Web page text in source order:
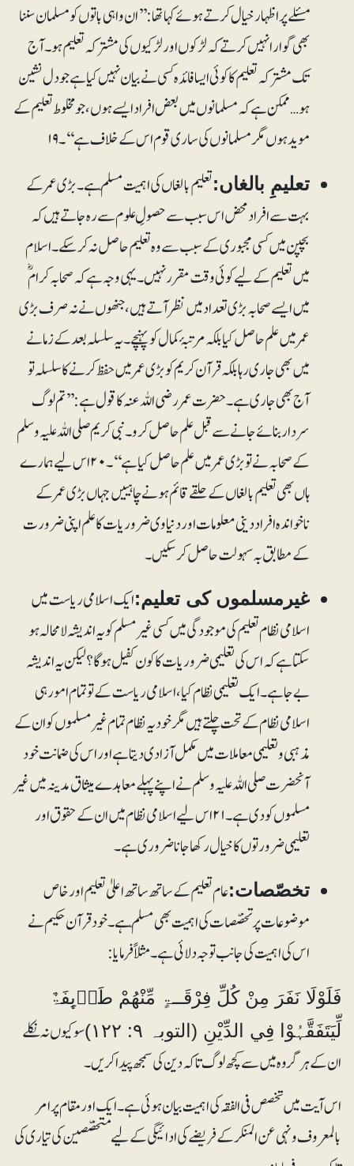
مسئلے پر اظہار خیال کرتے ہوئے کہا تھا: ’’ان واہی باتوں کو مسلمان سننا
بھی گوارا نہیں کرتے کہ لڑکوں اور لڑکیوں کی مشترکہ تعلیم ہو۔ آج
تک مشترکہ تعلیم کا کوئی ایسا فائدہ کسی نے بیان نہیں کیا ہے جو دل نشین
ہو… ممکن ہے کہ مسلمانوں میں بعض افراد ایسے ہوں، جو مخلوط تعلیم کے
موید ہوں مگر مسلمانوں کی ساری قوم اس کے خلاف ہے‘‘۔ ۱۹
تعلیمِ بالغاں:تعلیم بالغاں کی اہمیت مسلّم ہے۔ بڑی عمر کے
بہت سے افراد محض اس سبب سے حصولِ علوم سے رہ جاتے ہیں کہ
بچپن میں کسی مجبوری کے سبب سے وہ تعلیم حاصل نہ کرسکے۔ اسلام
میں تعلیم کے لیے کوئی وقت مقرر نہیں۔ یہی وجہ ہے کہ صحابہ کرامؓ
میں ایسے صحابہ بڑی تعداد میں نظر آتے ہیں، جنھوں نے نہ صرف بڑی
عمر میں علم حاصل کیا بلکہ مرتبۂ کمال کو پہنچے۔ یہ سلسلہ بعد کے زمانے
میں بھی جاری رہا بلکہ قرآن کریم کو بڑی عمر میں حفظ کرنے کا سلسلہ تو
آج بھی جاری ہے۔ حضرت عمر رضی اللہ عنہ کا قول ہے: ’’تم لوگ
سردار بنائے جانے سے قبل علم حاصل کرو۔ نبی کریم صلی اللہ علیہ وسلم
کے صحابہ نے تو بڑی عمر میں علم حاصل کیا ہے‘‘۔۲۰ اس لیے ہمارے
ہاں بھی تعلیم بالغاں کے حلقے قائم ہونے چاہییں جہاں بڑی عمر کے
ناخواندہ افراد دینی معلومات اور دنیاوی ضروریات کا علم اپنی ضرورت
کے مطابق بہ سہولت حاصل کر سکیں۔
غیرمسلموں کی تعلیم:ایک اسلامی ریاست میں
اسلامی نظام تعلیم کی موجودگی میں کسی غیر مسلم کو یہ اندیشہ لامحالہ ہو
سکتا ہے کہ اس کی تعلیمی ضروریات کا کون کفیل ہوگا؟ لیکن یہ اندیشہ
بے جا ہے۔ ایک تعلیمی نظام کیا،اسلامی ریاست کے تو تمام امور ہی
اسلامی نظام کے تحت چلتے ہیں مگر خود یہ نظام تمام غیرمسلموں کو ان کے
مذہبی وتعلیمی معاملات میں مکمل آزادی دیتا ہے اور اس کی ضمانت خود
آنحضرت صلی اللہ علیہ وسلم نے اپنے پہلے معاہدے میثاق مدینہ میں غیر
مسلموں کو دی ہے۔۲۱ اس لیے اسلامی نظام میں ان کے حقوق اور
تعلیمی ضرورتوں کا خیال رکھا جانا ضروری ہے۔
تخصّصات:عام تعلیم کے ساتھ ساتھ اعلیٰ تعلیم اور خاص
موضوعات پر تخصّصات کی اہمیت بھی مسلّم ہے۔ خود قرآن حکیم نے
اس کی اہمیت کی جانب توجہ دلائی ہے۔ مثلاً فرمایا:
فَلَوْلَا نَفَرَ مِنْ كُلِّ فِرْقَــۃٍ مِّنْھُمْ طَاۗىِٕفَۃٌ
لِّيَتَفَقَّہُوْا فِي الدِّيْنِ (التوبہ ۹: ۱۲۲)
سوکیوں نہ نکلے
ان کے ہرگروہ میں سے کچھ لوگ تاکہ دین کی سمجھ پیدا کریں۔
اس آیت میں تخصص فی الفقہ کی اہمیت بیان ہوئی ہے۔ ایک اور مقام پر امر
بالمعروف ونہی عن المنکر کے فریضے کی ادائیگی کے لیے متخصّصین کی تیاری کی